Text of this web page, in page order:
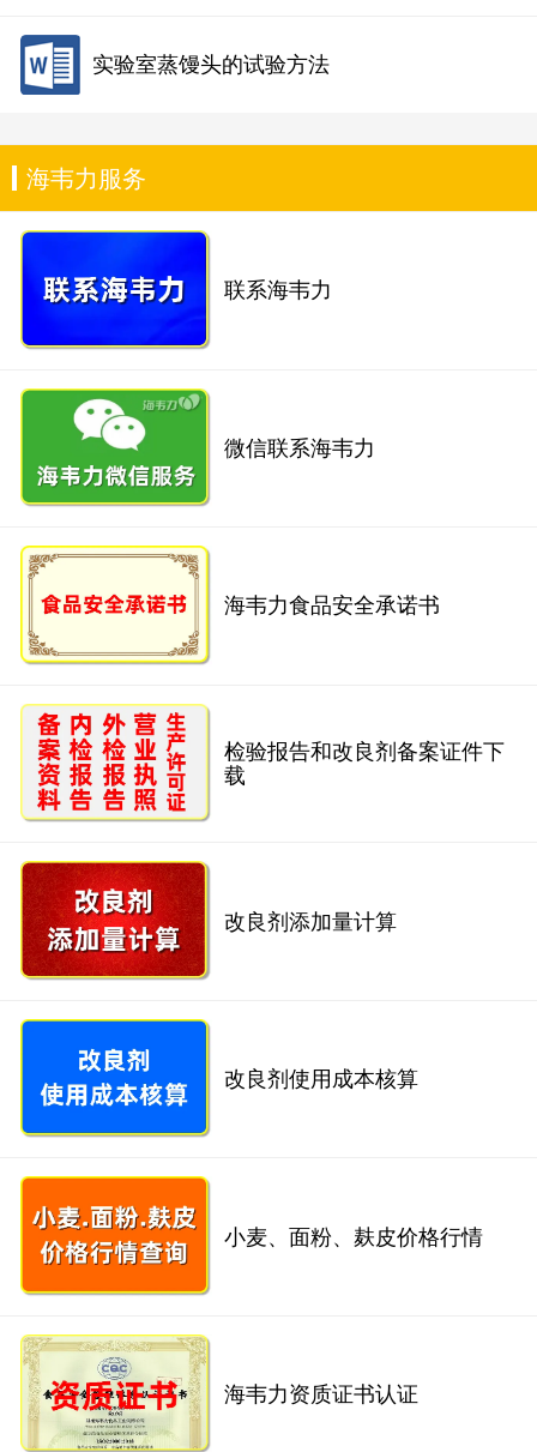
实验室蒸馒头的试验方法
海韦力服务
联系海韦力
微信联系海韦力
海韦力食品安全承诺书
检验报告和改良剂备案证件下
载
改良剂添加量计算
改良剂使用成本核算
小麦、面粉、麸皮价格行情
海韦力资质证书认证